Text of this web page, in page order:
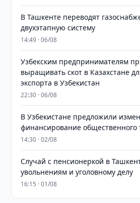
В Ташкенте переводят
двухэтапную систему
14:49 · 06/08
Узбекским предпринимателям
выращивать скот в Казахстане
экспорта в Узбекистан
22:30 · 06/08
В Узбекистане предложили
финансирование общественного
14:30 · 02/08
Случай с пенсионеркой в
увольнениям и уголовному делу
16:15 · 01/08